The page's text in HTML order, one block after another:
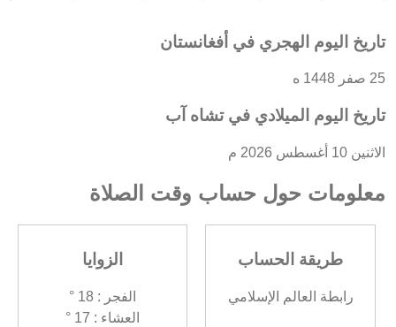
تاريخ اليوم الهجري في أفغانستان
25 صفر 1448 ه
تاريخ اليوم الميلادي في تشاه آب
الاثنين 10 أغسطس 2026 م
معلومات حول حساب وقت الصلاة
طريقة الحساب
رابطة العالم الإسلامي
الزوايا
الفجر : 18 °
العشاء : 17 °